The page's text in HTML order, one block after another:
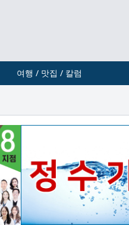
여행 / 맛집 / 칼럼